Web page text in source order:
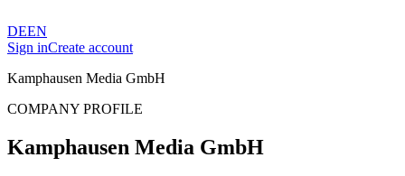
DEEN
Sign inCreate account
Kamphausen Media GmbH
COMPANY PROFILE
Kamphausen Media GmbH